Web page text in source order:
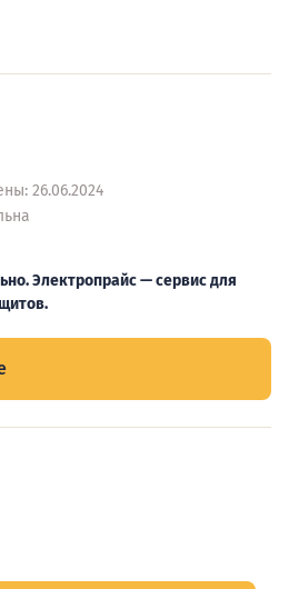
26.06.2024
Электропрайс — сервис для